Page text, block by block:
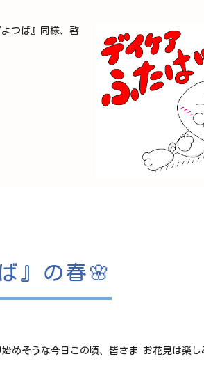
つば』同様、啓
』の春🌸
めそうな今日この頃、皆さま お花見は楽